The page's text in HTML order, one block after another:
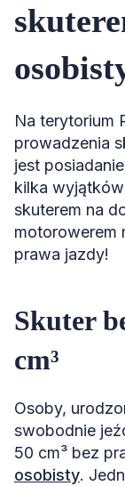
Na terytorium
prowadzenia
jest
kilka
skuterem na
motorowerem
prawa jazdy!
Skuter
cm³
Osoby,
swobodnie
50 cm³ bez
osobisty.